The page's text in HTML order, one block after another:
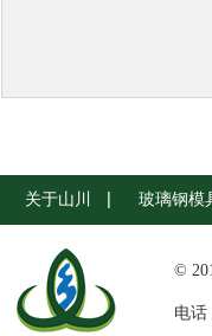
关于山川 玻璃钢模
©
电话